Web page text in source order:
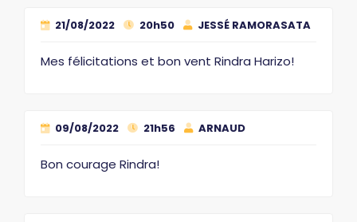
21/08/2022 20h50 JESSÉ RAMORASATA
Mes félicitations et bon vent Rindra Harizo!
09/08/2022 21h56 ARNAUD
Bon courage Rindra!